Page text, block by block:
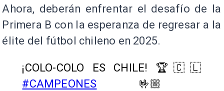
Ahora, deberán enfrentar el desafío de la
Primera B con la esperanza de regresar a la
élite del fútbol chileno en 2025.
¡COLO-COLO ES CHILE! 🏆🇨🇱
#CAMPEONES 🤟🏼